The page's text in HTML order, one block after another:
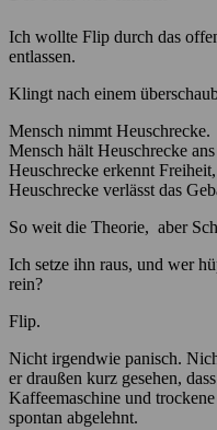
Ich wollte Flip durch das
entlassen.
Klingt nach einem
Mensch nimmt Heuschrecke.
Mensch hält Heuschrecke ans
Heuschrecke erkennt
Heuschrecke verlässt das
So weit die Theorie, aber
Ich setze ihn raus, und wer
rein?
Flip.
Nicht irgendwie panisch.
er draußen kurz gesehen,
Kaffeemaschine und
spontan abgelehnt.